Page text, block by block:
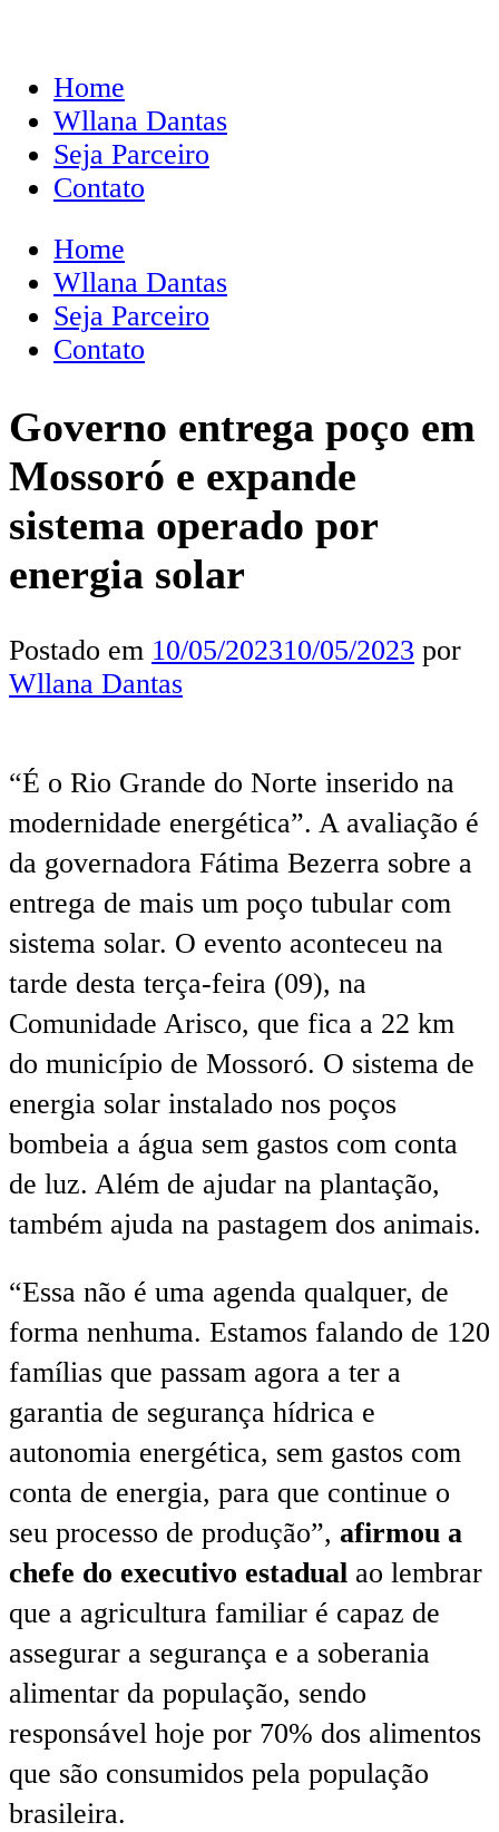
Home
Wllana Dantas
Seja Parceiro
Contato
Home
Wllana Dantas
Seja Parceiro
Contato
Governo entrega poço em
Mossoró e expande
sistema operado por
energia solar
Postado em 10/05/202310/05/2023 por
Wllana Dantas
“É o Rio Grande do Norte inserido na
modernidade energética”. A avaliação é
da governadora Fátima Bezerra sobre a
entrega de mais um poço tubular com
sistema solar. O evento aconteceu na
tarde desta terça-feira (09), na
Comunidade Arisco, que fica a 22 km
do município de Mossoró. O sistema de
energia solar instalado nos poços
bombeia a água sem gastos com conta
de luz. Além de ajudar na plantação,
também ajuda na pastagem dos animais.
“Essa não é uma agenda qualquer, de
forma nenhuma. Estamos falando de 120
famílias que passam agora a ter a
garantia de segurança hídrica e
autonomia energética, sem gastos com
conta de energia, para que continue o
seu processo de produção”, afirmou a
chefe do executivo estadual ao lembrar
que a agricultura familiar é capaz de
assegurar a segurança e a soberania
alimentar da população, sendo
responsável hoje por 70% dos alimentos
que são consumidos pela população
brasileira.